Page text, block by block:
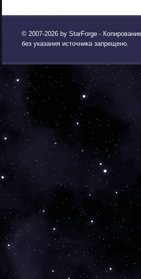
© 2007-2026 by StarForge -
без указания источника запрещено.